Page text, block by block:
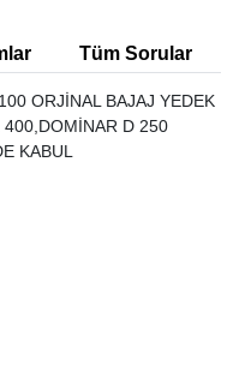
Tüm Sorular
ORJİNAL BAJAJ YEDEK
400,DOMİNAR D 250
KABUL